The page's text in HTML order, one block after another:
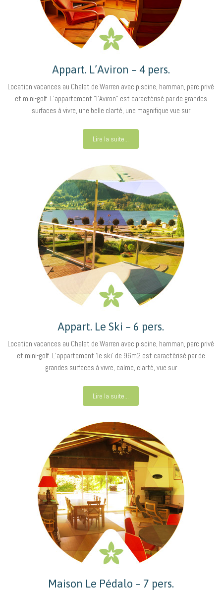
Appart. L’Aviron – 4 pers.
Location vacances au Chalet de Warren avec piscine, hamman, parc privé
et mini-golf. L’appartement “l’Aviron“ est caractérisé par de grandes
surfaces à vivre, une belle clarté, une magnifique vue sur
Lire la suite...
Appart. Le Ski – 6 pers.
Location vacances au Chalet de Warren avec piscine, hamman, parc privé
et mini-golf. L’appartement ‘le ski’ de 96m2 est caractérisé par de
grandes surfaces à vivre, calme, clarté, vue sur
Lire la suite...
Maison Le Pédalo – 7 pers.